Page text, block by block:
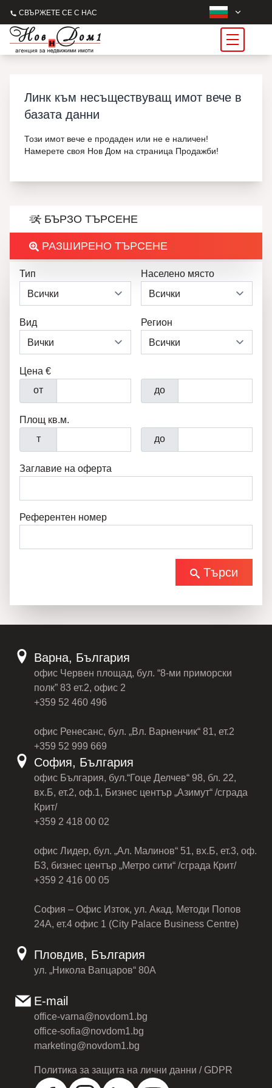
СВЪРЖЕТЕ СЕ С НАС
Линк към несъществуващ имот вече в
базата данни
Този имот вече е продаден или не е наличен!
Намерете своя Нов Дом на страница Продажби!
БЪРЗО ТЪРСЕНЕ
РАЗШИРЕНО ТЪРСЕНЕ
Тип Населено място
Вид Регион
Цена €
от
до
Площ кв.м.
т
до
Заглавие на оферта
Референтен номер
Търси
Варна, България
офис Червен площад, бул. “8-ми приморски
полк” 83 ет.2, офис 2
+359 52 460 496
офис Ренесанс, бул. „Вл. Варненчик“ 81, ет.2
+359 52 999 669
София, България
офис България, бул.“Гоце Делчев“ 98, бл. 22,
вх.Б, ет.2, оф.1, Бизнес център „Азимут“ /сграда
Крит/
+359 2 418 00 02
офис Лидер, бул. „Ал. Малинов“ 51, вх.Б, ет.3, оф.
Б3, бизнес център „Метро сити“ /сграда Крит/
+359 2 416 00 05
София – Офис Изток, ул. Акад. Методи Попов
24А, ет.4 офис 1 (City Palace Business Centre)
Пловдив, България
ул. „Никола Вапцаров“ 80А
E-mail
office-varna@novdom1.bg
office-sofia@novdom1.bg
marketing@novdom1.bg
Политика за защита на лични данни / GDPR